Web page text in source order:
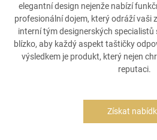
elegantní design nejenže nabízí
profesionální dojem, který odráží vaši
interní tým designerských specialistů
blízko, aby každý aspekt taštičky
výsledkem je produkt, který nejen
reputaci.
Získat